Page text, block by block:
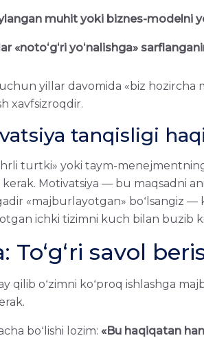
muhit yoki biznes-modelni
«notoʻgʻri yoʻnalishga»
yillar davomida «biz hozircha
xavfsizroqdir.
tanqisligi
turtki» yoki taym-
kerak. Motivatsiya — bu maqsadni
«majburlayotgan» boʻlsangiz
ichki tizimni kuch bilan buzib
Toʻgʻri savol
qilib oʻzimni koʻproq ishlashga
boʻlishi lozim: «Bu haqiqatan